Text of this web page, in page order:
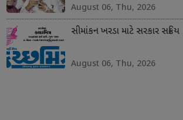
August 06, Thu, 2026
સીમાંકન ખરડા માટે સરકાર સક્રિય
August 06, Thu, 2026